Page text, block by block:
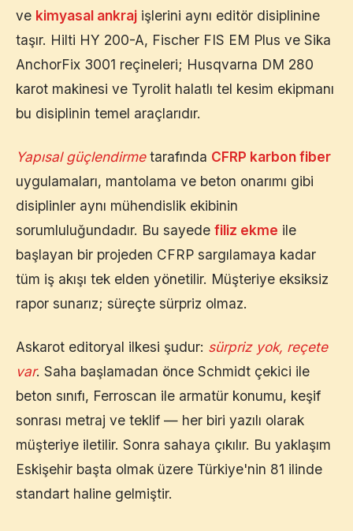
ve kimyasal ankraj işlerini aynı editör disiplinine
taşır. Hilti HY 200-A, Fischer FIS EM Plus ve Sika
AnchorFix 3001 reçineleri; Husqvarna DM 280
karot makinesi ve Tyrolit halatlı tel kesim ekipmanı
bu disiplinin temel araçlarıdır.
Yapısal güçlendirmetarafında CFRP karbon fiber
uygulamaları, mantolama ve beton onarımı gibi
disiplinler aynı mühendislik ekibinin
sorumluluğundadır. Bu sayede filiz ekme ile
başlayan bir projeden CFRP sargılamaya kadar
tüm iş akışı tek elden yönetilir. Müşteriye eksiksiz
rapor sunarız; süreçte sürpriz olmaz.
Askarot editoryal ilkesi şudur: sürpriz yok, reçete
var. Saha başlamadan önce Schmidt çekici ile
beton sınıfı, Ferroscan ile armatür konumu, keşif
sonrası metraj ve teklif — her biri yazılı olarak
müşteriye iletilir. Sonra sahaya çıkılır. Bu yaklaşım
Eskişehir başta olmak üzere Türkiye'nin 81 ilinde
standart haline gelmiştir.